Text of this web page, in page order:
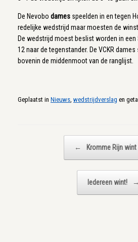
De Nevobo dames speelden in en tegen
redelijke wedstrijd maar moesten de
De wedstrijd moest beslist worden in een
12 naar de tegenstander. De VCKR
bovenin de middenmoot van de ranglijst.
Geplaatst in Nieuws wedstrijdverslag en
← Kromme Rijn
Iedereen wint! →